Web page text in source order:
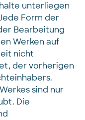
unterliegen
Form der
Bearbeitung
Werken auf
nicht
der vorherigen
sind nur
Die